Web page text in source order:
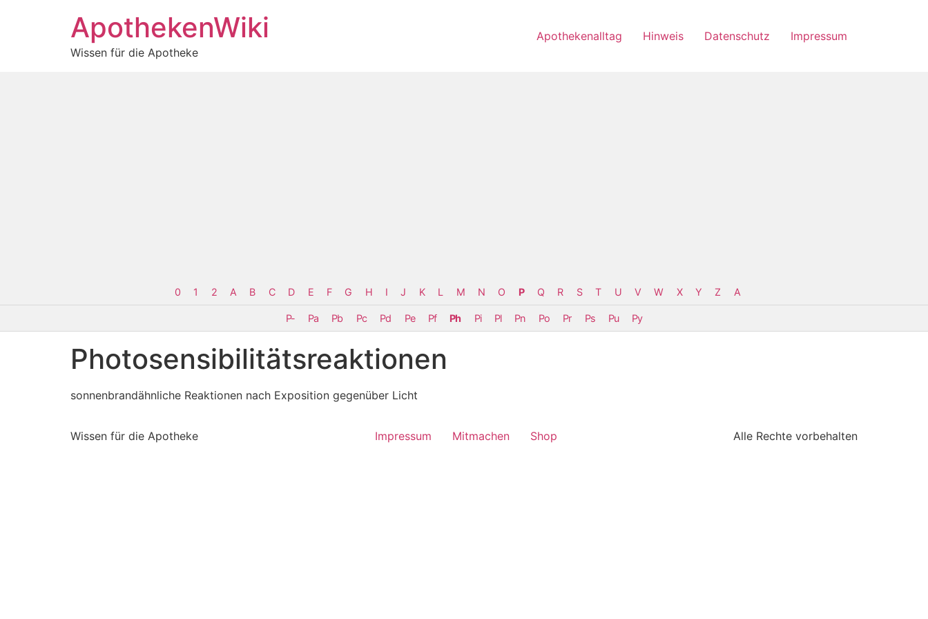
ApothekenWiki
Wissen für die Apotheke
Apothekenalltag Hinweis Datenschutz Impressum
0 1 2 A B C D E F G H I J K L M N O P Q R S T U V W X Y Z Α
P- Pa Pb Pc Pd Pe Pf Ph Pi Pl Pn Po Pr Ps Pu Py
Photosensibilitätsreaktionen
sonnenbrandähnliche Reaktionen nach Exposition gegenüber Licht
Wissen für die Apotheke Impressum Mitmachen Shop Alle Rechte vorbehalten